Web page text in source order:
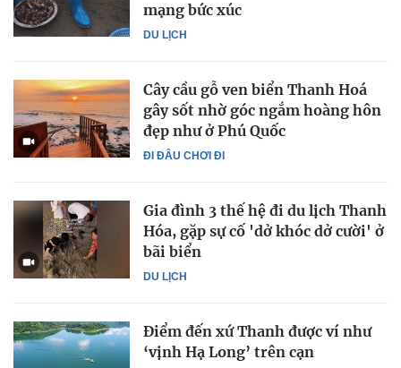
DU LỊCH
mạng bức xúc
ĐI ĐÂU CHƠI ĐI
Cây cầu gỗ ven biển Thanh Hoá
gây sốt nhờ góc ngắm hoàng hôn
đẹp như ở Phú Quốc
DU LỊCH
Gia đình 3 thế hệ đi du lịch Thanh
Hóa, gặp sự cố 'dở khóc dở cười' ở
bãi biển
Điểm đến xứ Thanh được ví như
‘vịnh Hạ Long’ trên cạn